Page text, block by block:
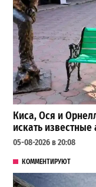
Киса, Ося и
искать
05-08-2026 в 20:08
КОММЕНТИРУЮТ